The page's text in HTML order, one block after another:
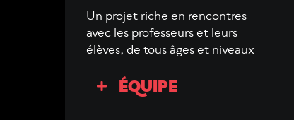
Un projet riche en rencontres
avec les professeurs et leurs
élèves, de tous âges et niveaux
ÉQUIPE